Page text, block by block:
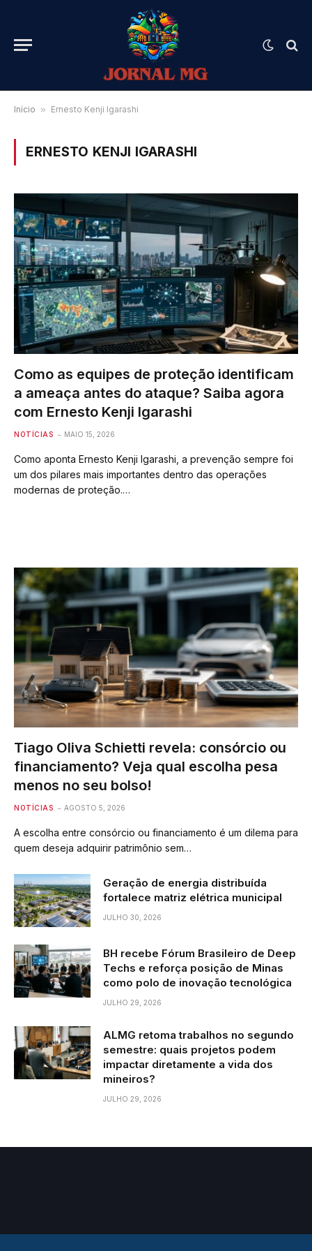
Início » Ernesto Kenji Igarashi
ERNESTO KENJI IGARASHI
Como as equipes de proteção identificam
a ameaça antes do ataque? Saiba agora
com Ernesto Kenji Igarashi
NOTÍCIAS MAIO 15, 2026
Como aponta Ernesto Kenji Igarashi, a prevenção sempre foi
um dos pilares mais importantes dentro das operações
modernas de proteção.…
Tiago Oliva Schietti revela: consórcio ou
financiamento? Veja qual escolha pesa
menos no seu bolso!
NOTÍCIAS AGOSTO 5, 2026
A escolha entre consórcio ou financiamento é um dilema para
quem deseja adquirir patrimônio sem…
Geração de energia distribuída
fortalece matriz elétrica municipal
JULHO 30, 2026
BH recebe Fórum Brasileiro de Deep
Techs e reforça posição de Minas
como polo de inovação tecnológica
JULHO 29, 2026
ALMG retoma trabalhos no segundo
semestre: quais projetos podem
impactar diretamente a vida dos
mineiros?
JULHO 29, 2026